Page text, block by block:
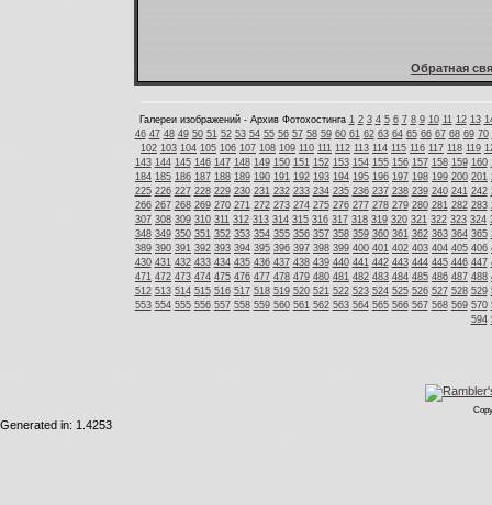
Обратная
Галереи изображений - Архив Фотохостинга 1 2 3 4 5 6 7 8 9 10 11 12 13
46 47 48 49 50 51 52 53 54 55 56 57 58 59 60 61 62 63 64 65 66 67 68 69 70
102 103 104 105 106 107 108 109 110 111 112 113 114 115 116 117 118 119
143 144 145 146 147 148 149 150 151 152 153 154 155 156 157 158 159 160
184 185 186 187 188 189 190 191 192 193 194 195 196 197 198 199 200 201
225 226 227 228 229 230 231 232 233 234 235 236 237 238 239 240 241 242
266 267 268 269 270 271 272 273 274 275 276 277 278 279 280 281 282 283
307 308 309 310 311 312 313 314 315 316 317 318 319 320 321 322 323 324
348 349 350 351 352 353 354 355 356 357 358 359 360 361 362 363 364 365
389 390 391 392 393 394 395 396 397 398 399 400 401 402 403 404 405 406
430 431 432 433 434 435 436 437 438 439 440 441 442 443 444 445 446 447
471 472 473 474 475 476 477 478 479 480 481 482 483 484 485 486 487 488
512 513 514 515 516 517 518 519 520 521 522 523 524 525 526 527 528 529
553 554 555 556 557 558 559 560 561 562 563 564 565 566 567 568 569 570
594
Generated in: 1.4253